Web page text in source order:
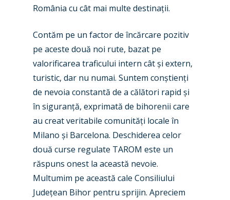
România cu cât mai multe destinații.
Contăm pe un factor de încărcare pozitiv
pe aceste două noi rute, bazat pe
valorificarea traficului intern cât și extern,
turistic, dar nu numai. Suntem conștienți
de nevoia constantă de a călători rapid și
în siguranță, exprimată de bihorenii care
au creat veritabile comunități locale în
Milano și Barcelona. Deschiderea celor
două curse regulate TAROM este un
răspuns onest la această nevoie.
Multumim pe această cale Consiliului
Județean Bihor pentru sprijin. Apreciem
Paris 2025
Farnborough 2024
Paris 2023
Farnborough 2022
Dubai 2019
Paris 2019
Military
Trip Reports
Marketplace
Jobs
Contact